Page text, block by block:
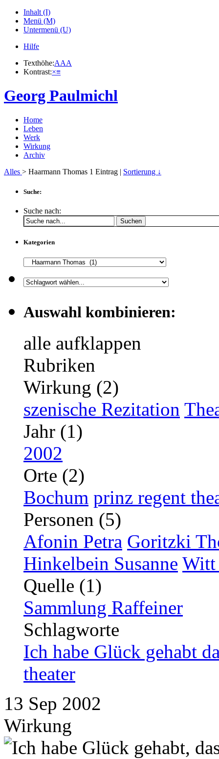
Inhalt (I)
Menü (M)
Untermenü (U)
Hilfe
Texthöhe:AAA
Kontrast:×≡
Georg Paulmichl
Home
Leben
Werk
Wirkung
Archiv
Alles > Haarmann Thomas 1 Eintrag | Sortierung ↓
Suche:
Suche nach:
Suchen
Kategorien
Auswahl kombinieren:
alle aufklappen
Rubriken
Wirkung (2)
szenische Rezitation
Jahr (1)
2002
Orte (2)
Bochum prinz regent
Personen (5)
Afonin Petra Goritzki
Hinkelbein Susanne Witt
Quelle (1)
Sammlung Raffeiner
Schlagworte
Ich habe Glück gehabt
theater
13 Sep 2002
Wirkung